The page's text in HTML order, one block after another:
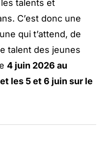
talents et
C’est donc une
qui t’attend, de
talent des jeunes
4 juin 2026 au
les 5 et 6 juin sur le